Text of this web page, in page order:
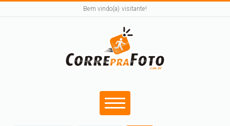
Bem vindo(a) visitante!